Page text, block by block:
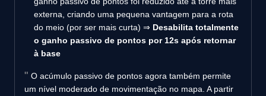
externa, criando uma pequena vantagem para a rota
do meio (por ser mais curta) ⇒ Desabilita totalmente
o ganho passivo de pontos por 12s após retornar
à base
O acúmulo passivo de pontos agora também permite
um nível moderado de movimentação no mapa. A partir